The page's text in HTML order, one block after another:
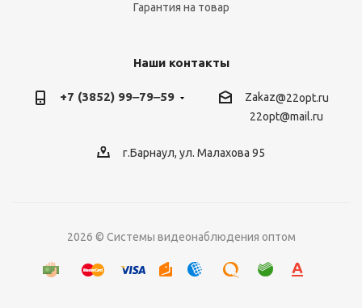
Гарантия на товар
Наши контакты
+7 (3852) 99‒79‒59 Zakaz@22opt.ru
22opt@mail.ru
г.Барнаул, ул. Малахова 95
2026 © Системы видеонаблюдения оптом